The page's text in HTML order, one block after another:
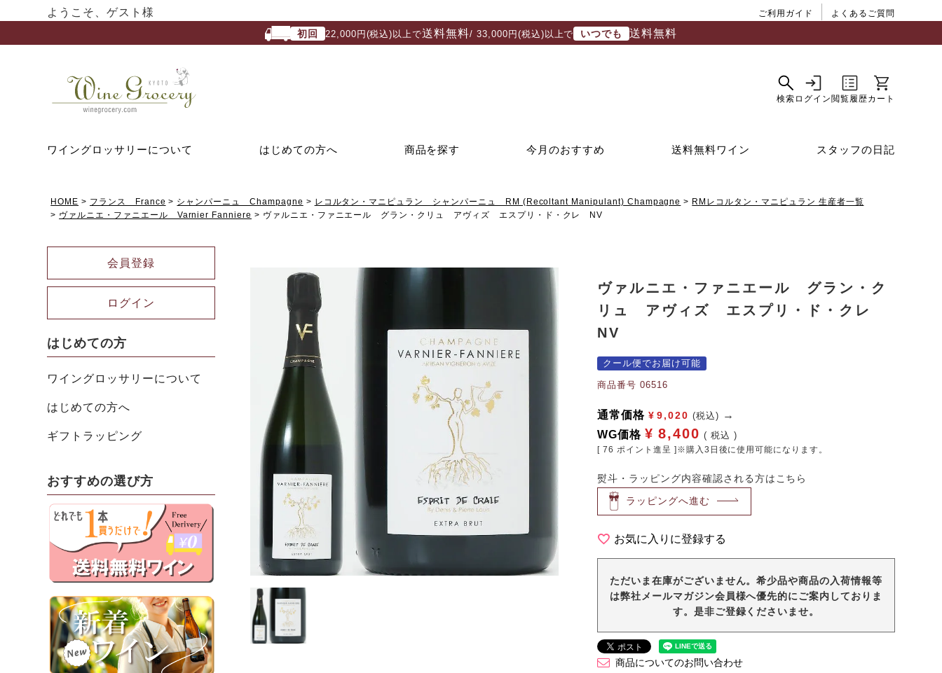
ようこそ、ゲスト様 ご利用ガイド よくあるご質問
初回 22,000円(税込)以上で送料無料/ 33,000円(税込)以上で いつでも 送料無料
ワイングロッサリーについて はじめての方へ 商品を探す 今月のおすすめ 送料無料ワイン スタッフの日記
HOME フランス France シャンパーニュ Champagne レコルタン・マニピュラン シャンパーニュ RM (Recoltant Manipulant) Champagne
RMレコルタン・マニピュラン 生産者一覧
ヴァルニエ・ファニエール Varnier Fanniere
ヴァルニエ・ファニエール グラン・クリュ アヴィズ エスプリ・ド・クレ NV
会員登録
ログイン
はじめての方
ワイングロッサリーについて
はじめての方へ
ギフトラッピング
おすすめの選び方
ヴァルニエ・ファニエール グラン・ク
リュ アヴィズ エスプリ・ド・クレ
NV
クール便でお届け可能
商品番号 06516
通常価格 ¥ 9,020 (税込)
WG価格 ¥ 8,400 税込
[ 76 ポイント進呈 ]※購入3日後に使用可能になります。
熨斗・ラッピング内容確認される方はこちら
ラッピングへ進む
お気に入りに登録する
ただいま在庫がございません。希少品や商品の入荷情報等
は弊社メールマガジン会員様へ優先的にご案内しておりま
す。是非ご登録くださいませ。
商品についてのお問い合わせ